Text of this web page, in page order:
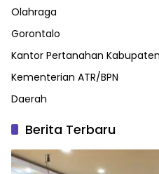
Olahraga
Gorontalo
Kantor Pertanahan
Kementerian ATR/BPN
Daerah
Berita Terbaru